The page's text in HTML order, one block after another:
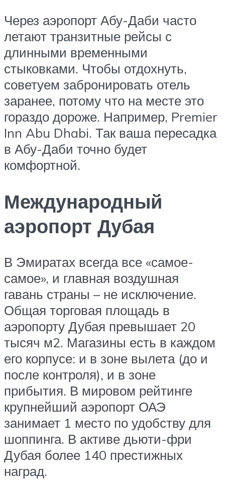
Через аэропорт Абу-Даби часто
летают транзитные рейсы с
длинными временными
стыковками. Чтобы отдохнуть,
советуем забронировать отель
заранее, потому что на месте это
гораздо дороже. Например, Premier
Inn Abu Dhabi. Так ваша пересадка
в Абу-Даби точно будет
комфортной.
Международный
аэропорт Дубая
В Эмиратах всегда все «самое-
самое», и главная воздушная
гавань страны – не исключение.
Общая торговая площадь в
аэропорту Дубая превышает 20
тысяч м2. Магазины есть в каждом
его корпусе: и в зоне вылета (до и
после контроля), и в зоне
прибытия. В мировом рейтинге
крупнейший аэропорт ОАЭ
занимает 1 место по удобству для
шоппинга. В активе дьюти-фри
Дубая более 140 престижных
наград.